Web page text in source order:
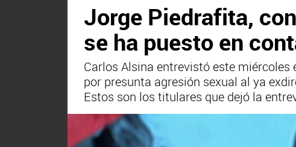
Jorge Piedrafita,
se ha puesto en
Carlos Alsina entrevistó este miércoles
por presunta agresión sexual al ya
Estos son los titulares que dejó la